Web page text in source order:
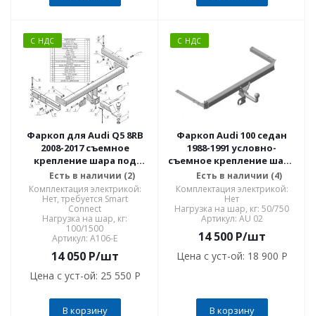
С НДС
Фаркоп для Audi Q5 8RB
2008-2017 съемное
крепление шара под
американский квадрат
A106-E
Есть в наличии (2)
Комплектация электрикой:
Нет, требуется Smart
Connect
Нагрузка на шар, кг:
100/1500
Артикул: A106-E
14 050P/шт
Цена с уст-ой: 25 550 P
В корзину
С НДС
Фаркоп Audi 100 седан
1988-1991 условно-
съемное крепление шара
AU 02
Есть в наличии (4)
Комплектация электрикой:
Нет
Нагрузка на шар, кг: 50/750
Артикул: AU 02
14 500P/шт
Цена с уст-ой: 18 900 P
В корзину